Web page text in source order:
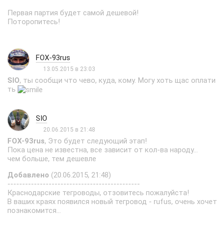
Первая партия будет самой дешевой!
Поторопитесь!
FOX-93rus
13.05.2015 в 23:03
SIO, ты сообщи что чево, куда, кому. Могу хоть щас оплати
ть
SIO
20.06.2015 в 21:48
FOX-93rus, Это будет следующий этап!
Пока цена не известна, все зависит от кол-ва народу...
чем больше, тем дешевле
Добавлено (20.06.2015, 21:48)
---------------------------------------------
Краснодарские тегроводы, отзовитесь пожалуйста!
В ваших краях появился новый тегровод - rufus, очень хочет
познакомится...